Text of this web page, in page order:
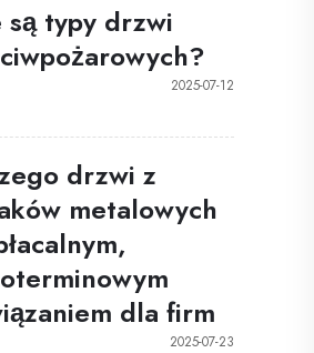
są typy drzwi
2025-07-12
drzwi z
metalowych
dla firm
2025-07-23